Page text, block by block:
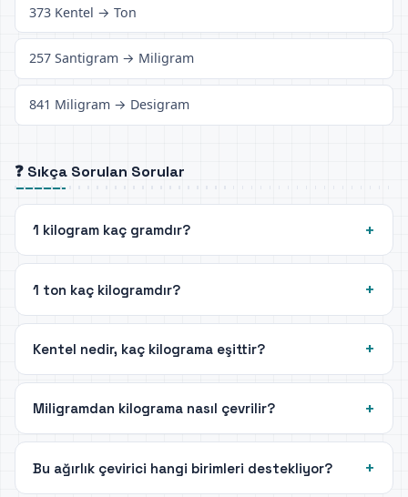
373 Kentel → Ton
257 Santigram → Miligram
841 Miligram → Desigram
❓ Sıkça Sorulan Sorular
1 kilogram kaç gramdır?
1 ton kaç kilogramdır?
Kentel nedir, kaç kilograma eşittir?
Miligramdan kilograma nasıl çevrilir?
Bu ağırlık çevirici hangi birimleri destekliyor?